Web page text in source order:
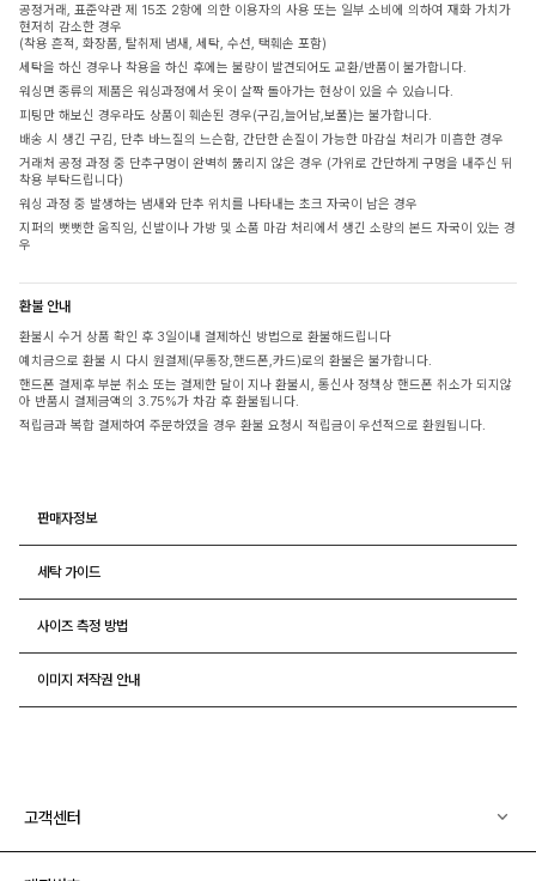
공정거래, 표준약관 제 15조 2항에 의한 이용자의 사용 또는 일부 소비에 의하여 재화 가치가
현저히 감소한 경우
(착용 흔적, 화장품, 탈취제 냄새, 세탁, 수선, 택훼손 포함)
세탁을 하신 경우나 착용을 하신 후에는 불량이 발견되어도 교환/반품이 불가합니다.
워싱면 종류의 제품은 워싱과정에서 옷이 살짝 돌아가는 현상이 있을 수 있습니다.
피팅만 해보신 경우라도 상품이 훼손된 경우(구김,늘어남,보풀)는 불가합니다.
배송 시 생긴 구김, 단추 바느질의 느슨함, 간단한 손질이 가능한 마감실 처리가 미흡한 경우
거래처 공정 과정 중 단추구멍이 완벽히 뚫리지 않은 경우 (가위로 간단하게 구멍을 내주신 뒤
착용 부탁드립니다)
워싱 과정 중 발생하는 냄새와 단추 위치를 나타내는 초크 자국이 남은 경우
지퍼의 뻣뻣한 움직임, 신발이나 가방 및 소품 마감 처리에서 생긴 소량의 본드 자국이 있는 경
우
환불 안내
환불시 수거 상품 확인 후 3일이내 결제하신 방법으로 환불해드립니다
예치금으로 환불 시 다시 원결제(무통장,핸드폰,카드)로의 환불은 불가합니다.
핸드폰 결제후 부분 취소 또는 결제한 달이 지나 환불시, 통신사 정책상 핸드폰 취소가 되지않
아 반품시 결제금액의 3.75%가 차감 후 환불됩니다.
적립금과 복합 결제하여 주문하였을 경우 환불 요청시 적립금이 우선적으로 환원됩니다.
판매자정보
세탁 가이드
사이즈 측정 방법
이미지 저작권 안내
고객센터